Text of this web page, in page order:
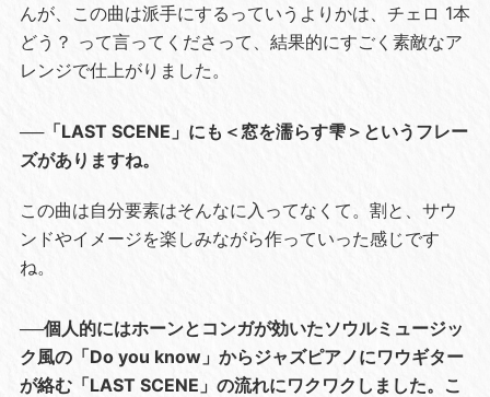
んが、この曲は派手にするっていうよりかは、チェロ 1本
どう？ って言ってくださって、結果的にすごく素敵なア
レンジで仕上がりました。
──「LAST SCENE」にも＜窓を濡らす雫＞というフレー
ズがありますね。
この曲は自分要素はそんなに入ってなくて。割と、サウ
ンドやイメージを楽しみながら作っていった感じです
ね。
──個人的にはホーンとコンガが効いたソウルミュージッ
ク風の「Do you know」からジャズピアノにワウギター
が絡む「LAST SCENE」の流れにワクワクしました。こ